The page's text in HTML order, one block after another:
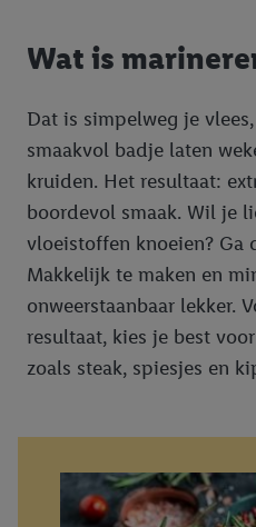
Wat is
Dat is simpelweg je
smaakvol badje laten
kruiden. Het resultaat:
boordevol smaak. Wil je
vloeistoffen knoeien? Ga
Makkelijk te maken en
onweerstaanbaar lekker.
resultaat, kies je best
zoals steak, spiesjes en